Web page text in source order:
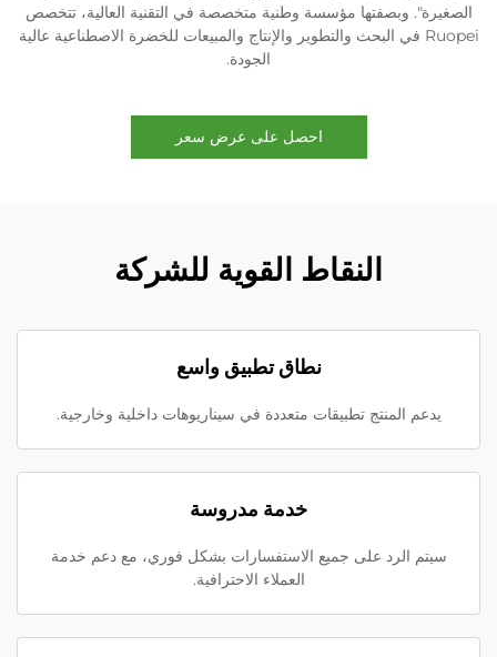
الصغيرة". وبصفتها مؤسسة وطنية متخصصة في التقنية العالية، تتخصص
Ruopei في البحث والتطوير والإنتاج والمبيعات للخضرة الاصطناعية عالية
الجودة.
احصل على عرض سعر
النقاط القوية للشركة
نطاق تطبيق واسع
يدعم المنتج تطبيقات متعددة في سيناريوهات داخلية وخارجية.
خدمة مدروسة
سيتم الرد على جميع الاستفسارات بشكل فوري، مع دعم خدمة
العملاء الاحترافية.